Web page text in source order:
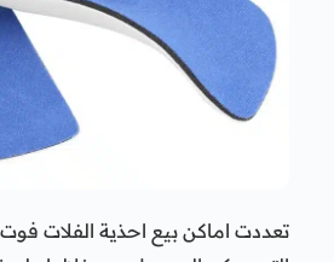
تعددت اماكن بيع احذية الفلات